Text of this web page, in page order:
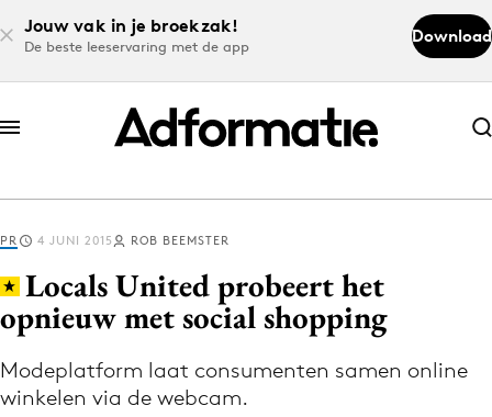
Jouw vak in je broekzak!
De beste leeservaring met de app
Download
Abonneer nu
Abonneer nu
Log in
Volg het laatste nieuws via de Adformatie
Nieuws app
PR 4 JUNI 2015 ROB BEEMSTER
Locals United probeert het
opnieuw met social shopping
Modeplatform laat consumenten samen online
winkelen via de webcam.